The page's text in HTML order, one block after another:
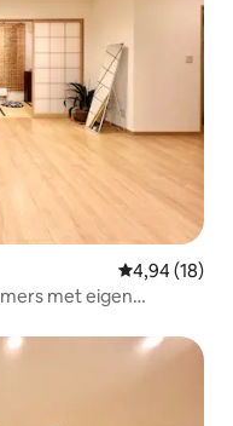
Gemiddelde
4,94 (18)
met eigen